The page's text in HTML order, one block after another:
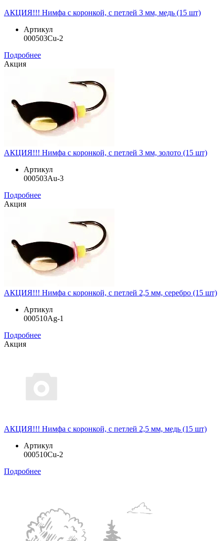
АКЦИЯ!!! Нимфа с коронкой, с петлей 3 мм, медь (15 шт)
Артикул
000503Cu-2
Подробнее
Акция
АКЦИЯ!!! Нимфа с коронкой, с петлей 3 мм, золото (15 шт)
Артикул
000503Au-3
Подробнее
Акция
АКЦИЯ!!! Нимфа с коронкой, с петлей 2,5 мм, серебро (15 шт)
Артикул
000510Ag-1
Подробнее
Акция
АКЦИЯ!!! Нимфа с коронкой, с петлей 2,5 мм, медь (15 шт)
Артикул
000510Cu-2
Подробнее